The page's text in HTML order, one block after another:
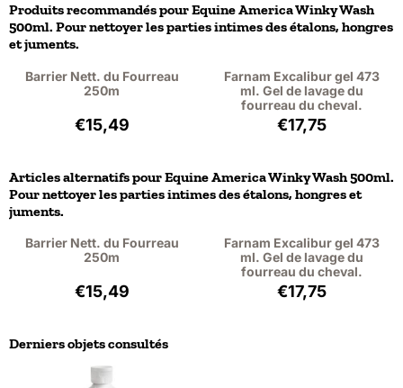
Produits recommandés pourEquine America Winky Wash
500ml. Pour nettoyer les parties intimes des étalons, hongres
et juments.
Barrier Nett. du Fourreau
250m
Prix: 15,49, hors TVA : 12,80
€15,49
Farnam Excalibur gel 473
ml. Gel de lavage du
fourreau du cheval.
Prix: 17,75, hors
€17,75
Articles alternatifs pourEquine America Winky Wash 500ml.
Pour nettoyer les parties intimes des étalons, hongres et
juments.
Barrier Nett. du Fourreau
250m
Prix: 15,49, hors TVA : 12,80
€15,49
Farnam Excalibur gel 473
ml. Gel de lavage du
fourreau du cheval.
Prix: 17,75, hors
€17,75
Derniers objets consultés